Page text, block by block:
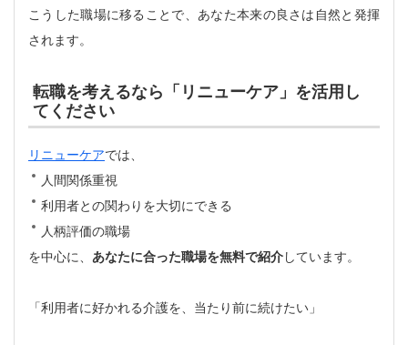
こうした職場に移ることで、あなた本来の良さは自然と発揮
されます。
転職を考えるなら「リニューケア」を活用し
てください
リニューケアでは、
人間関係重視
利用者との関わりを大切にできる
人柄評価の職場
を中心に、 あなたに合った職場を無料で紹介しています。
「利用者に好かれる介護を、当たり前に続けたい」